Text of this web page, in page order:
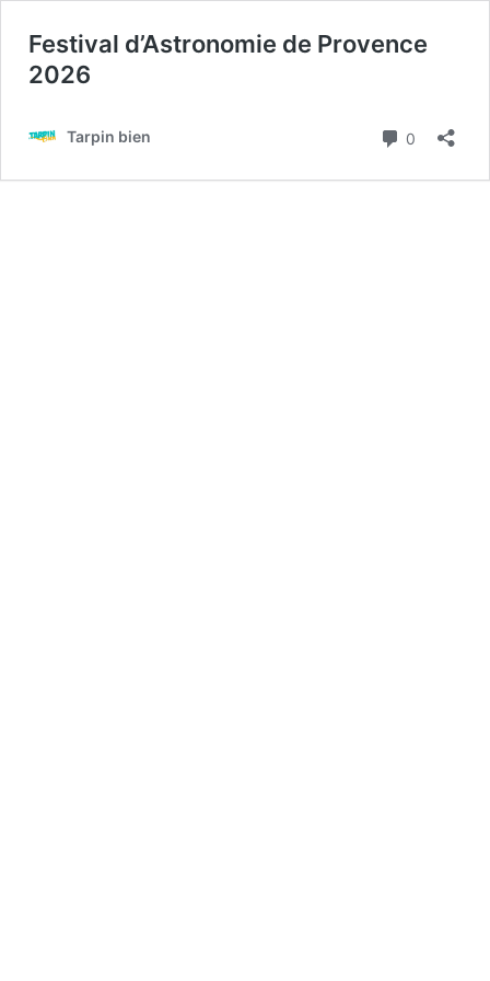
Festival d’Astronomie de Provence
2026
Tarpin bien 0